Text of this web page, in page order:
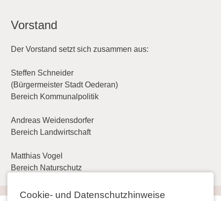
Vorstand
Der Vorstand setzt sich zusammen aus:
Steffen Schneider
(Bürgermeister Stadt Oederan)
Bereich Kommunalpolitik
Andreas Weidensdorfer
Bereich Landwirtschaft
Matthias Vogel
Bereich Naturschutz
Cookie- und Datenschutzhinweise